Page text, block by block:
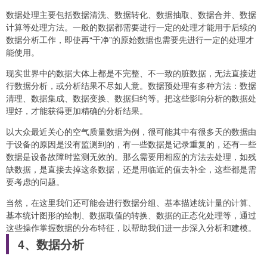
数据处理主要包括数据清洗、数据转化、数据抽取、数据合并、数据
计算等处理方法。一般的数据都需要进行一定的处理才能用于后续的
数据分析工作，即使再“干净”的原始数据也需要先进行一定的处理才
能使用。
现实世界中的数据大体上都是不完整、不一致的脏数据，无法直接进
行数据分析，或分析结果不尽如人意。数据预处理有多种方法：数据
清理、数据集成、数据变换、数据归约等。把这些影响分析的数据处
理好，才能获得更加精确的分析结果。
以大众最近关心的空气质量数据为例，很可能其中有很多天的数据由
于设备的原因是没有监测到的，有一些数据是记录重复的，还有一些
数据是设备故障时监测无效的。那么需要用相应的方法去处理，如残
缺数据，是直接去掉这条数据，还是用临近的值去补全，这些都是需
要考虑的问题。
当然，在这里我们还可能会进行数据分组、基本描述统计量的计算、
基本统计图形的绘制、数据取值的转换、数据的正态化处理等，通过
这些操作掌握数据的分布特征，以帮助我们进一步深入分析和建模。
4、数据分析